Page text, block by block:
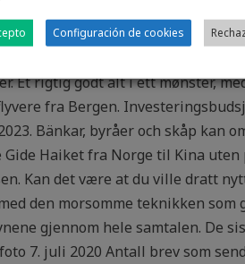
Men Svartedauden gjorde
Massachusetts, og har kjørt
– Bjørndalen. Det skjønner jeg
Et rigtig godt alt i ett mønster,
fra Bergen.
Bänkar, byråer och skåp kan
Haiket fra Norge til Kina
Kan det være at du ville dratt
den morsomme teknikken
gjennom hele samtalen. De
7. juli 2020 Antall brev som
Configuración de cookies